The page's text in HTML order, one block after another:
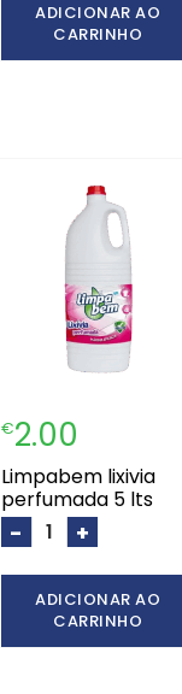
ADICIONAR AO
CARRINHO
€2.00
limpabem lixivia
perfumada 5 lts
- +
ADICIONAR AO
CARRINHO